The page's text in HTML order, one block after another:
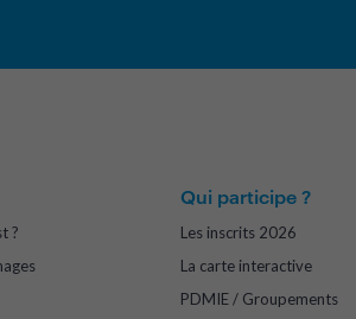
?
Qui participe ?
Les inscrits 2026
La carte interactive
PDMIE / Groupements